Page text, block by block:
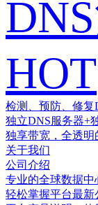
HOT
检测、预防、修复
独立DNS服务器+
独享带宽，全透
关于我们
公司介绍
专业的全球数据
轻松掌握平台最新